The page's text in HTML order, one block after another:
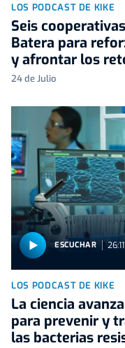
LOS PODCAST DE KIKE
Seis
Batera para
y afrontar los
24 de Julio
ESCUCHAR 26:11
LOS PODCAST DE KIKE
La ciencia
para prevenir y
las bacterias